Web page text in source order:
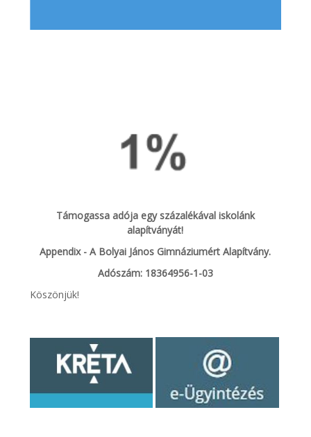
Támogassa adója egy százalékával iskolánk
alapítványát!
Appendix - A Bolyai János Gimnáziumért Alapítvány.
Adószám: 18364956-1-03
Köszönjük!